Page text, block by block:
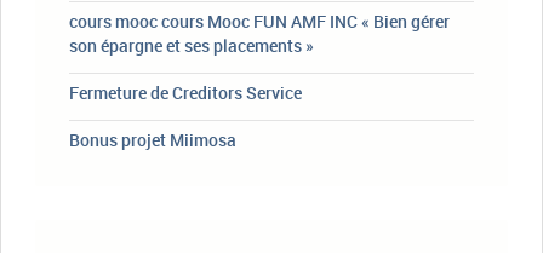
cours mooc cours Mooc FUN AMF INC « Bien gérer
son épargne et ses placements »
Fermeture de Creditors Service
Bonus projet Miimosa